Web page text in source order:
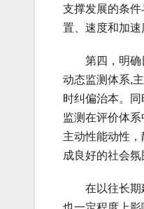
支撑发展的条
置、速度和加速
第四，明确日
动态监测体系,
时纠偏治本。
监测在评价体
主动性能动性
成良好的社会氛
在以往长期建